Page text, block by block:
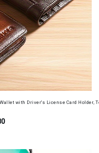
with Driver's License Card Holder,